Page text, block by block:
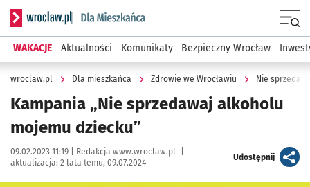
Serwis informacyjny wroclaw.pl podserwis: Dla mieszkańca
WAKACJE Aktualności Komunikaty Bezpieczny Wrocław
wroclaw.pl Dla mieszkańca Zdrowie we Wrocławiu Nie
Kampania „Nie sprzedawaj alkoholu
mojemu dziecku”
Data publikacji:
09.02.2023 11:19 | Autor:
Redakcja www.wroclaw.pl
aktualizacja: 2 lata temu, 09.07.2024
Udostępnijartykuł